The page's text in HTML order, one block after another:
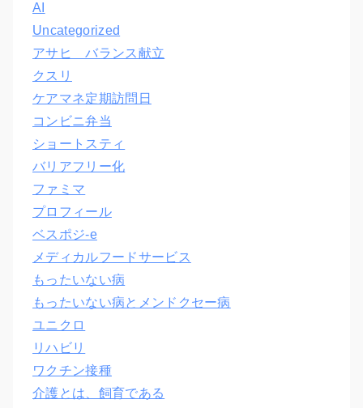
AI
Uncategorized
アサヒ バランス献立
クスリ
ケアマネ定期訪問日
コンビニ弁当
ショートスティ
バリアフリー化
ファミマ
プロフィール
ベスポジ-e
メディカルフードサービス
もったいない病
もったいない病とメンドクセー病
ユニクロ
リハビリ
ワクチン接種
介護とは、飼育である